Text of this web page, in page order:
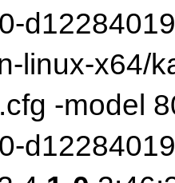
linux-x64/
-model